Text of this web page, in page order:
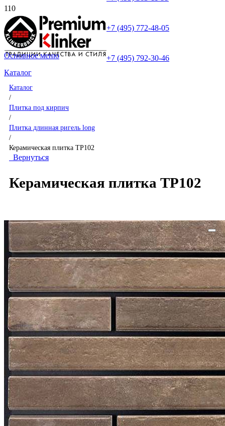
+7 (495) 772-48-05
+7 (495) 792-30-46
Основное меню
Каталог
Каталог
/
Плитка под кирпич
/
Плитка длинная ригель long
/
Керамическая плитка TP102
Вернуться
Керамическая плитка TP102